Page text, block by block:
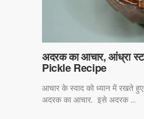
अदरक का आचार, आंध्रा
Pickle Recipe
आचार के स्वाद को ध्यान में रखते
अदरक का आचार. इसे अदरक ...